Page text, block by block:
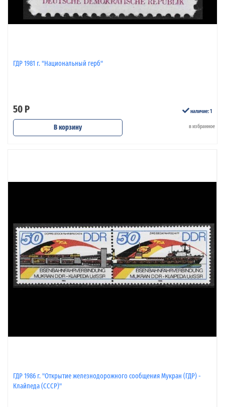
ГДР 1981 г. "Национальный герб"
50 Р наличие: 1
В корзину в избранное
ГДР 1986 г. "Открытие железнодорожного сообщения Мукран (ГДР) -
Клайпеда (СССР)"